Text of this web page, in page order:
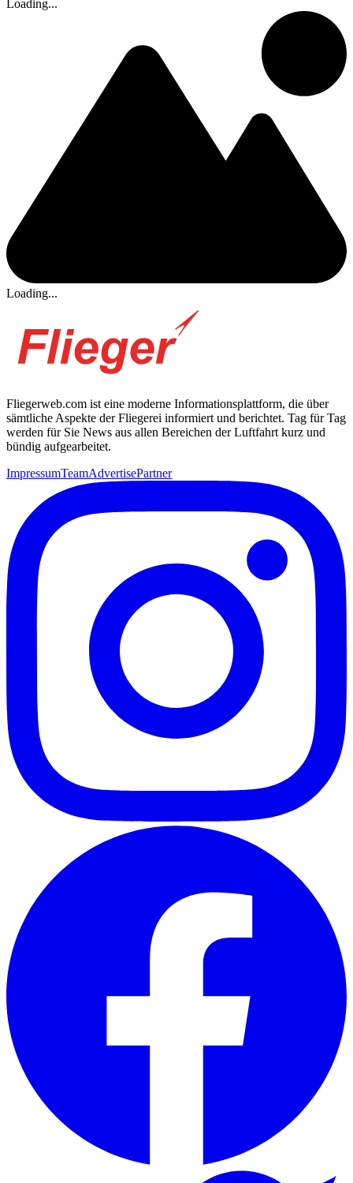
Loading...
Loading...
Fliegerweb.com ist eine moderne Informationsplattform, die über
sämtliche Aspekte der Fliegerei informiert und berichtet. Tag für Tag
werden für Sie News aus allen Bereichen der Luftfahrt kurz und
bündig aufgearbeitet.
ImpressumTeamAdvertisePartner